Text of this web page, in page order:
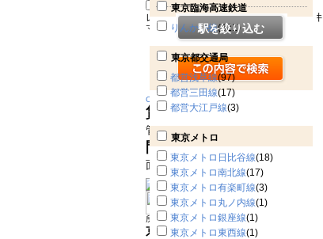
東京臨海高速鉄道
りんかい線(421)
東京都交通局
都営浅草線(97)
都営三田線(17)
都営大江戸線(3)
東京メトロ
東京メトロ日比谷線(18)
東京メトロ南北線(17)
東京メトロ有楽町線(3)
東京メトロ丸ノ内線(1)
東京メトロ銀座線(1)
東京メトロ東西線(1)
駅を絞り込む
レオパレス東大井303号室 品川区東大井
マンション
Change
賃料12.2万円
管理費 6500円
間取り1K
面積 21㎡
所在地：品川区東大井
京急本線 鮫洲駅 徒歩4分